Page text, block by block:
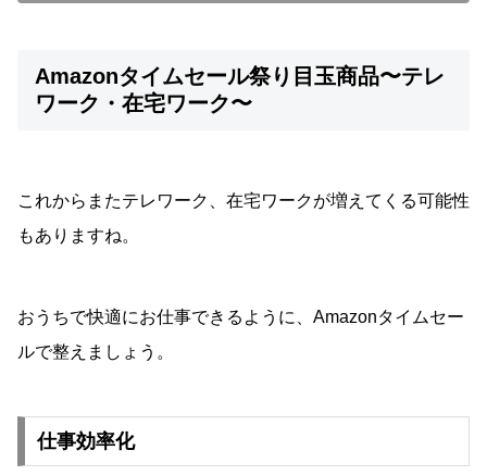
Amazonタイムセール祭り目玉商品〜テレ
ワーク・在宅ワーク〜
これからまたテレワーク、在宅ワークが増えてくる可能性
もありますね。
おうちで快適にお仕事できるように、Amazonタイムセー
ルで整えましょう。
仕事効率化